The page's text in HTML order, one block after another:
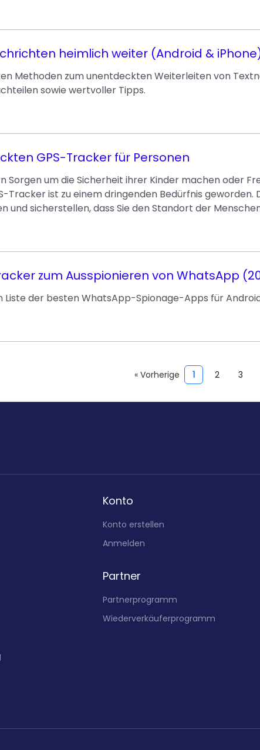
heimlich weiter (Android &
Methoden zum unentdeckten Weiterleiten von
sowie wertvoller Tipps.
GPS-Tracker für Personen
Sorgen um die Sicherheit ihrer Kinder machen oder
Tracker ist zu einem dringenden Bedürfnis
und sicherstellen, dass Sie den Standort der
zum Ausspionieren von WhatsApp
Liste der besten WhatsApp-Spionage-Apps für
« Vorherige 1 2 3
Konto
Konto erstellen
Anmelden
Partner
Partnerprogramm
Wiederverkäuferprogramm